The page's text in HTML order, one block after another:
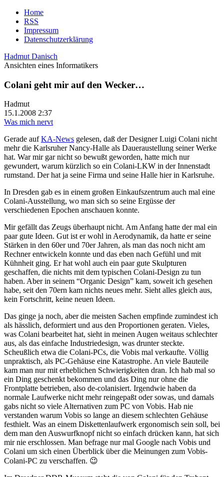
Home
RSS
Impressum
Datenschutzerklärung
Hadmut Danisch
Ansichten eines Informatikers
Colani geht mir auf den Wecker…
Hadmut
15.1.2008 2:37
Was mich nervt
Gerade aufKA-News gelesen, daß der Designer Luigi Colani nicht
mehr die Karlsruher Nancy-Halle als Daueraustellung seiner Werke
hat. War mir gar nicht so bewußt geworden, hatte mich nur
gewundert, warum kürzlich so ein Colani-LKW in der Innenstadt
rumstand. Der hat ja seine Firma und seine Halle hier in Karlsruhe.
In Dresden gab es in einem großen Einkaufszentrum auch mal eine
Colani-Ausstellung, wo man sich so seine Ergüsse der
verschiedenen Epochen anschauen konnte.
Mir gefällt das Zeugs überhaupt nicht. Am Anfang hatte der mal ein
paar gute Ideen. Gut ist er wohl in Aerodynamik, da hatte er seine
Stärken in den 60er und 70er Jahren, als man das noch nicht am
Rechner entwickeln konnte und das eben nach Gefühl und mit
Kühnheit ging. Er hat wohl auch ein paar gute Skulpturen
geschaffen, die nichts mit dem typischen Colani-Design zu tun
haben. Aber in seinem “Organic Design” kam, soweit ich gesehen
habe, seit den 70ern kam nichts neues mehr. Sieht alles gleich aus,
kein Fortschritt, keine neuen Ideen.
Das ginge ja noch, aber die meisten Sachen empfinde zumindest ich
als hässlich, deformiert und aus den Proportionen geraten. Vieles,
was Colani bearbeitet hat, sieht in meinen Augen weitaus schlechter
aus, als das einfache Industriedesign, was drunter steckte.
Scheußlich etwa die Colani-PCs, die Vobis mal verkaufte. Völlig
unpraktisch, als PC-Gehäuse eine Katastrophe. An viele Bauteile
kam man nur mit erheblichen Schwierigkeiten dran. Ich hab mal so
ein Ding geschenkt bekommen und das Ding nur ohne die
Frontplatte betrieben, also de-colanisiert. Irgendwie haben da
normale Laufwerke nicht mehr reingepaßt oder sowas, und damals
gabs nicht so viele Alternativen zum PC von Vobis. Hab nie
verstanden warum Vobis so lange an diesem schlechten Gehäuse
festhielt. Was an einem Diskettenlaufwerk ergonomisch sein soll, bei
dem man den Auswurfknopf nicht so einfach drücken kann, hat sich
mir nie erschlossen. Man befrage nur mal Google nach Vobis und
Colani um sich einen Überblick über die Meinungen zum Vobis-
Colani-PC zu verschaffen. 😉